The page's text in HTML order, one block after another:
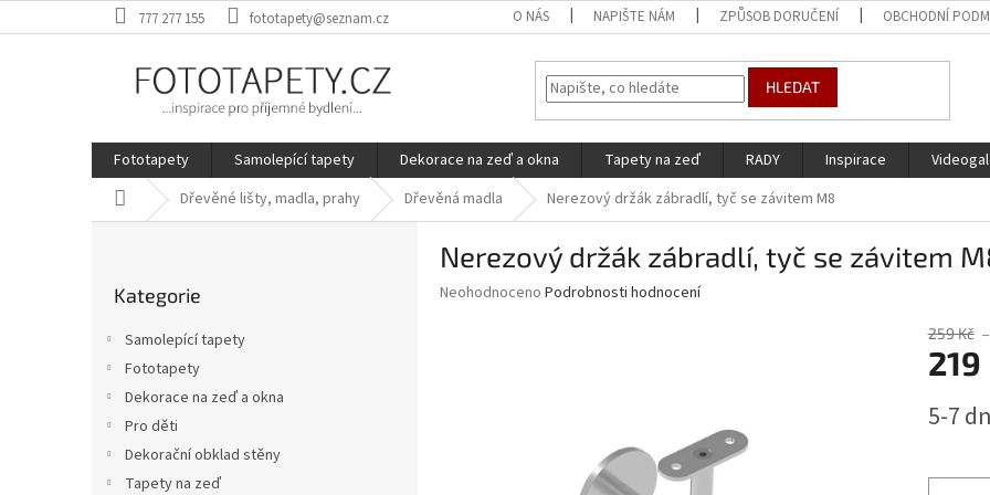
na
777 277 155 fototapety@seznam.cz O NÁS NAPIŠTE NÁM ZPŮSOB DORUČENÍ OBCHODNÍ
HLEDAT
Fototapety Samolepící tapety Dekorace na zeď a okna Tapety na zeď RADY Inspirace
Domů Dřevěné lišty, madla, prahy Dřevěná madla Nerezový držák zábradlí, tyč se závitem M8
kategorie
Kategorie
Samolepící tapety
Fototapety
Dekorace na zeď a okna
Pro děti
Dekorační obklad stěny
Tapety na zeď
Nerezový držák zábradlí, tyč se závitem
Průměrné
Neohodnoceno Podrobnosti hodnocení
259 Kč
219
cena:
5-7